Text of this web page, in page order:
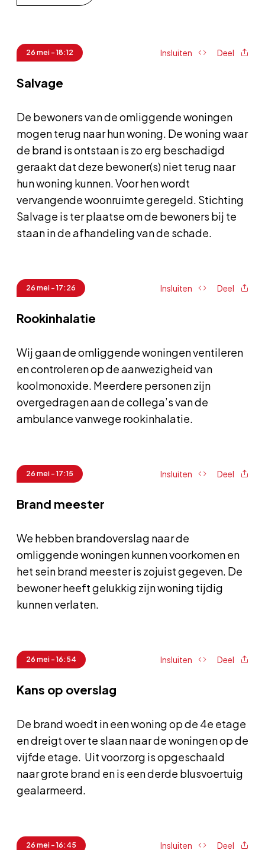
26 mei - 18:12 Insluiten Deel
Salvage
De bewoners van de omliggende woningen
mogen terug naar hun woning. De woning waar
de brand is ontstaan is zo erg beschadigd
geraakt dat deze bewoner(s) niet terug naar
hun woning kunnen. Voor hen wordt
vervangende woonruimte geregeld. Stichting
Salvage is ter plaatse om de bewoners bij te
staan in de afhandeling van de schade.
26 mei - 17:26 Insluiten Deel
Rookinhalatie
Wij gaan de omliggende woningen ventileren
en controleren op de aanwezigheid van
koolmonoxide. Meerdere personen zijn
overgedragen aan de collega’s van de
ambulance vanwege rookinhalatie.
26 mei - 17:15 Insluiten Deel
Brand meester
We hebben brandoverslag naar de
omliggende woningen kunnen voorkomen en
het sein brand meester is zojuist gegeven. De
bewoner heeft gelukkig zijn woning tijdig
kunnen verlaten.
26 mei - 16:54 Insluiten Deel
Kans op overslag
De brand woedt in een woning op de 4e etage
en dreigt over te slaan naar de woningen op de
vijfde etage. Uit voorzorg is opgeschaald
naar grote brand en is een derde blusvoertuig
gealarmeerd.
26 mei - 16:45 Insluiten Deel